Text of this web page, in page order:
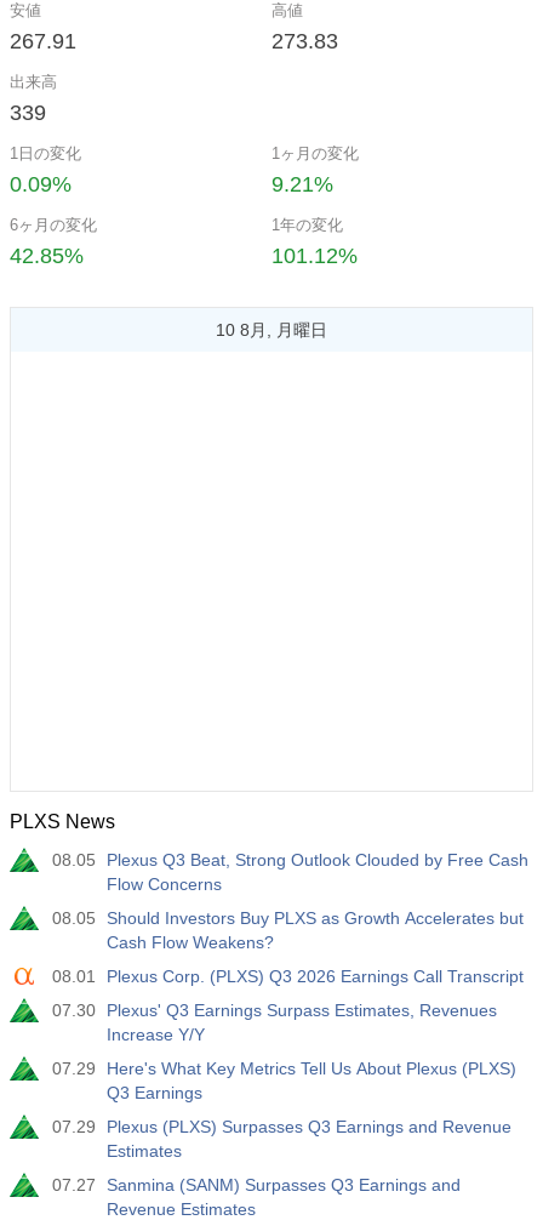
安値
267.91
高値
273.83
出来高
339
1日の変化
0.09%
1ヶ月の変化
9.21%
6ヶ月の変化
42.85%
1年の変化
101.12%
10 8月, 月曜日
PLXS News
08.05
Plexus Q3 Beat, Strong Outlook Clouded by Free Cash
Flow Concerns
08.05
Should Investors Buy PLXS as Growth Accelerates but
Cash Flow Weakens?
08.01
Plexus Corp. (PLXS) Q3 2026 Earnings Call Transcript
07.30
Plexus' Q3 Earnings Surpass Estimates, Revenues
Increase Y/Y
07.29
Here's What Key Metrics Tell Us About Plexus (PLXS)
Q3 Earnings
07.29
Plexus (PLXS) Surpasses Q3 Earnings and Revenue
Estimates
07.27
Sanmina (SANM) Surpasses Q3 Earnings and
Revenue Estimates